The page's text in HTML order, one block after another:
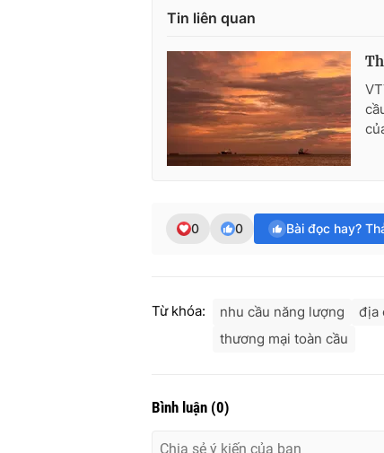
Tin liên quan
0 0 Bài đọc hay?
Từ khóa: nhu cầu năng lượng địa
thương mại toàn cầu
Bình luận (0)